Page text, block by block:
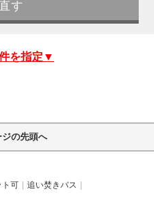
を指定▼
ジの先頭へ
ト可
追い焚きバス